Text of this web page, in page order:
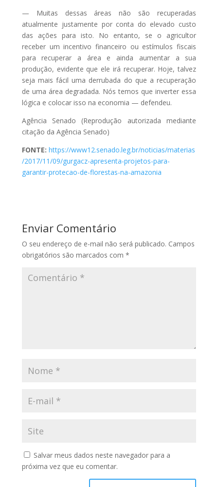
— Muitas dessas áreas não são recuperadas
atualmente justamente por conta do elevado custo
das ações para isto. No entanto, se o agricultor
receber um incentivo financeiro ou estímulos fiscais
para recuperar a área e ainda aumentar a sua
produção, evidente que ele irá recuperar. Hoje, talvez
seja mais fácil uma derrubada do que a recuperação
de uma área degradada. Nós temos que inverter essa
lógica e colocar isso na economia — defendeu.
Agência Senado (Reprodução autorizada mediante
citação da Agência Senado)
FONTE: https://www12.senado.leg.br/noticias/materias
/2017/11/09/gurgacz-apresenta-projetos-para-
garantir-protecao-de-florestas-na-amazonia
Enviar Comentário
O seu endereço de e-mail não será publicado. Campos
obrigatórios são marcados com *
Salvar meus dados neste navegador para a
próxima vez que eu comentar.